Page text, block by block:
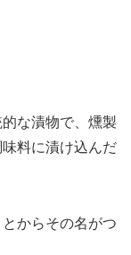
な漬物で、燻製
料に漬け込んだ
からその名がつ